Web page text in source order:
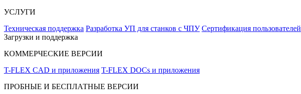
УСЛУГИ
Техническая поддержка Разработка УП для станков с ЧПУ Сертификация пользователей
Загрузки и поддержка
КОММЕРЧЕСКИЕ ВЕРСИИ
T-FLEX CAD и приложения T-FLEX DOCs и приложения
ПРОБНЫЕ И БЕСПЛАТНЫЕ ВЕРСИИ